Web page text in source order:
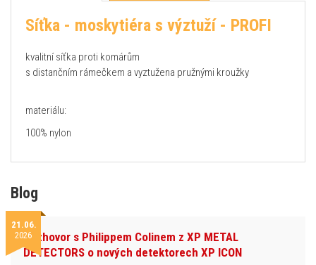
Síťka - moskytiéra s výztuží - PROFI
kvalitní síťka proti komárům
s distančním rámečkem a vyztužena pružnými kroužky
materiálu:
100% nylon
Blog
21.06.
2026Rozhovor s Philippem Colinem z XP METAL
DETECTORS o nových detektorech XP ICON